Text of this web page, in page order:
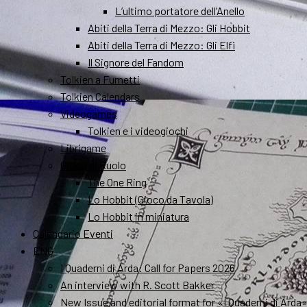
L’ultimo portatore dell’Anello
Abiti della Terra di Mezzo: Gli Hobbit
Abiti della Terra di Mezzo: Gli Elfi
Il Signore del Fandom
Tolkien a Fumetti
Tolkien Calendars
Videogames
Tolkien e i videogiochi
Librigame
Gioco di Ruolo
The One Ring
Lo Hobbit (Gioco da Tavola)
Lo Hobbit in miniatura
Calendario Eventi
ENG
I Quaderni di Arda: Call for Papers 2026
An interview with R. Scott Bakker
New Issue and editorial format for «I Quaderni di Arda»